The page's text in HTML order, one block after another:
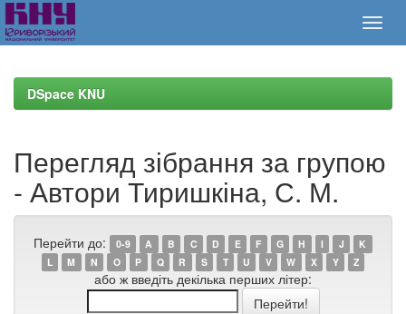
navigationDSpace KNU
Перегляд зібрання за групою
- Автори Тиришкіна, С. М.
Перейти до: 0-9 A B C D E F G H I J
K
L
M N O P Q R S T U V W X Y Z
або ж введіть декілька перших літер: